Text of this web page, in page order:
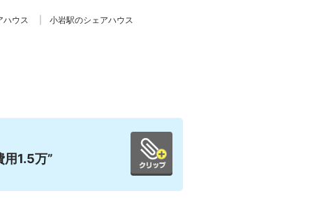
ハウス 小岩駅のシェアハウス
1.5万”